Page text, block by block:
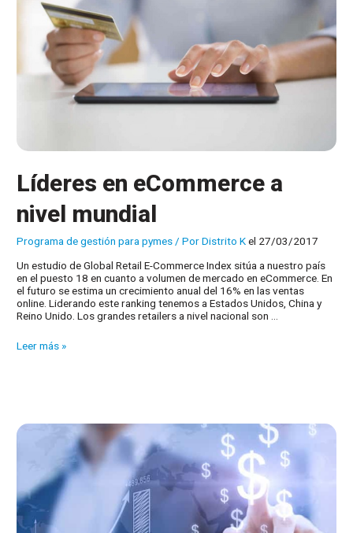
Líderes en eCommerce a
nivel mundial
Programa de gestión para pymes / PorDistrito Kel 27/03/2017
Un estudio de Global Retail E-Commerce Index sitúa a nuestro país
en el puesto 18 en cuanto a volumen de mercado en eCommerce. En
el futuro se estima un crecimiento anual del 16% en las ventas
online. Liderando este ranking tenemos a Estados Unidos, China y
Reino Unido. Los grandes retailers a nivel nacional son …
Líderes
Leer más »